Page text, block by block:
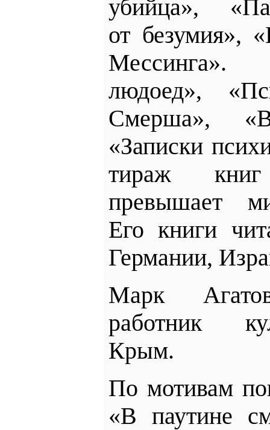
убийца»,
от безумия»,
Мессинга».
людоед»,
Смерша»,
«Записки
тираж
превышает
Его книги
Германии,
Марк
работник
Крым.
По мотивам
«В паутине